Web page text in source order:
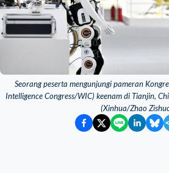
Seorang peserta mengunjungi pameran
Intelligence Congress/WIC) keenam di Tianjin,
(Xinhua/Zhao